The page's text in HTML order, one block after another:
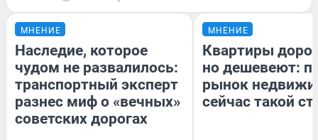
МНЕНИЕ
Наследие, которое
чудом не развалилось:
транспортный эксперт
разнес миф о «вечных»
советских дорогах
МНЕНИЕ
Квартиры
но дешевеют:
рынок
сейчас такой